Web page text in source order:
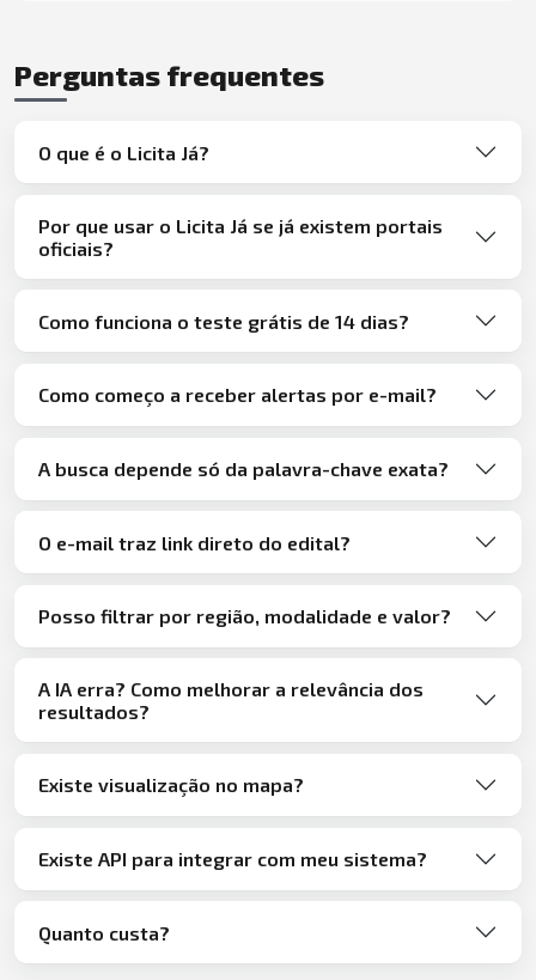
Perguntas frequentes
O que é o Licita Já?
Por que usar o Licita Já se já existem portais
oficiais?
Como funciona o teste grátis de 14 dias?
Como começo a receber alertas por e-mail?
A busca depende só da palavra-chave exata?
O e-mail traz link direto do edital?
Posso filtrar por região, modalidade e valor?
A IA erra? Como melhorar a relevância dos
resultados?
Existe visualização no mapa?
Existe API para integrar com meu sistema?
Quanto custa?